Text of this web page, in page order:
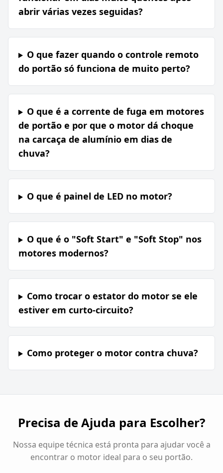
abrir várias vezes seguidas?
O que fazer quando o controle remoto
do portão só funciona de muito perto?
O que é a corrente de fuga em motores
de portão e por que o motor dá choque
na carcaça de alumínio em dias de
chuva?
O que é painel de LED no motor?
O que é o "Soft Start" e "Soft Stop" nos
motores modernos?
Como trocar o estator do motor se ele
estiver em curto-circuito?
Como proteger o motor contra chuva?
Precisa de Ajuda para Escolher?
Nossa equipe técnica está pronta para ajudar você a
encontrar o motor ideal para o seu portão.